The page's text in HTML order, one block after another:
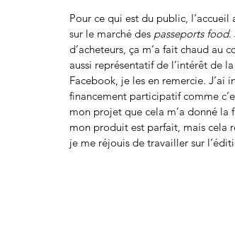
Pour ce qui est du public,
sur le marché des passeports food.
d’acheteurs, ça m’a fait chaud au
aussi représentatif de l’intérêt de
Facebook, je les en remercie. J’ai
financement participatif comme
mon projet que cela m’a donné la
mon produit est parfait, mais cela
je me réjouis de travailler sur